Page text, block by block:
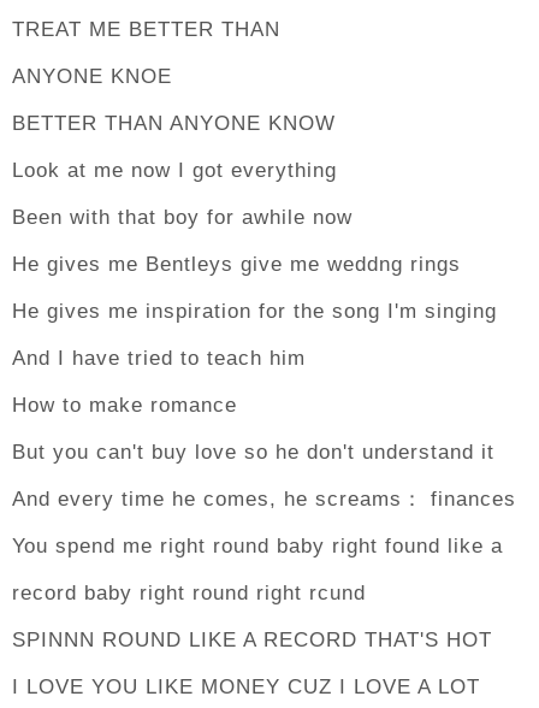
TREAT ME BETTER THAN
ANYONE KNOE
BETTER THAN ANYONE KNOW
Look at me now I got everything
Been with that boy for awhile now
He gives me Bentleys give me weddng rings
He gives me inspiration for the song I'm singing
And I have tried to teach him
How to make romance
But you can't buy love so he don't understand it
And every time he comes, he screams： finances
You spend me right round baby right found like a
record baby right round right rcund
SPINNN ROUND LIKE A RECORD THAT'S HOT
I LOVE YOU LIKE MONEY CUZ I LOVE A LOT